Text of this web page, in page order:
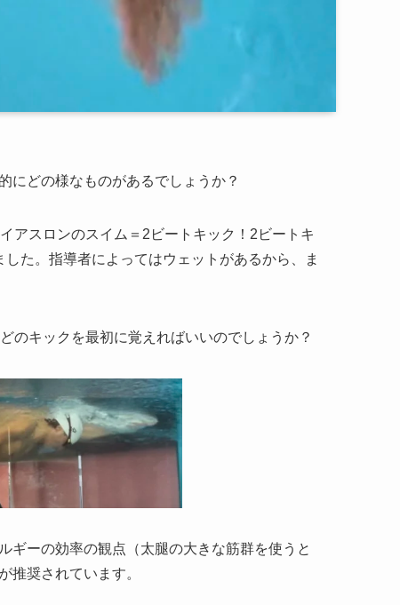
にどの様なものがあるでしょうか？
アスロンのスイム＝2ビートキック！2ビートキ
た。指導者によってはウェットがあるから、ま
のキックを最初に覚えればいいのでしょうか？
ギーの効率の観点（太腿の大きな筋群を使うと
推奨されています。